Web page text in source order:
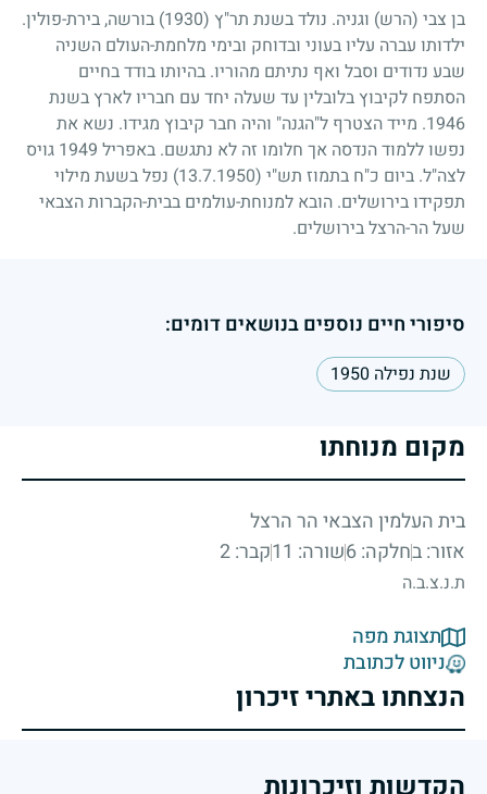
בן צבי (הרש) וגניה. נולד בשנת תר"ץ (1930)
בורשה, בירת-פולין.
ילדותו עברה עליו בעוני ובדוחק ובימי מלחמת-העולם השניה
שבע נדודים וסבל ואף נתיתם מהוריו. בהיותו בודד בחיים
הסתפח לקיבוץ בלובלין עד שעלה יחד עם חבריו לארץ בשנת
1946. מייד הצטרף ל"הגנה" והיה חבר קיבוץ מגידו. נשא את
נפשו ללמוד הנדסה אך חלומו זה לא נתגשם. באפריל 1949 גויס
לצה"ל. ביום כ"ח בתמוז תש"י (13.7.1950)
נפל בשעת מילוי
תפקידו בירושלים. הובא למנוחת-עולמים בבית-הקברות הצבאי
שעל הר-הרצל בירושלים.
סיפורי חיים נוספים בנושאים דומים:
שנת נפילה 1950
מקום מנוחתו
בית העלמין הצבאי הר הרצל
אזור: בחלקה: 6 שורה: 11 קבר: 2
ת.נ.צ.ב.ה
תצוגת מפה
ניווט לכתובת
הנצחתו באתרי זיכרון